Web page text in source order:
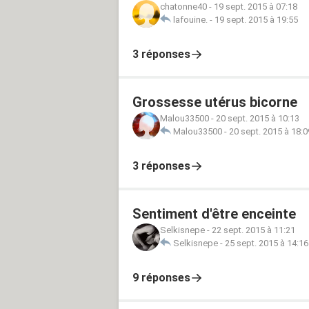
chatonne40 - 19 sept. 2015 à 07:18
lafouine. - 19 sept. 2015 à 19:55
3 réponses
Grossesse utérus bicorne
Malou33500 - 20 sept. 2015 à 10:13
Malou33500 - 20 sept. 2015 à
3 réponses
Sentiment d'être enceinte
Selkisnepe - 22 sept. 2015 à 11:21
Selkisnepe - 25 sept. 2015 à 14:16
9 réponses